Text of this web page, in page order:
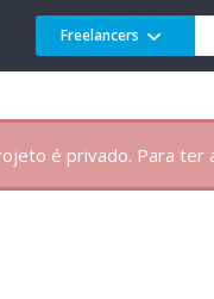
Freelancers
é privado. Para ter